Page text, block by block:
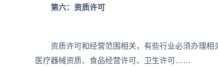
第六：资质许可
资质许可和经营范围相关，有些行业必须办理相
医疗器械资质、食品经营许可、卫生许可……